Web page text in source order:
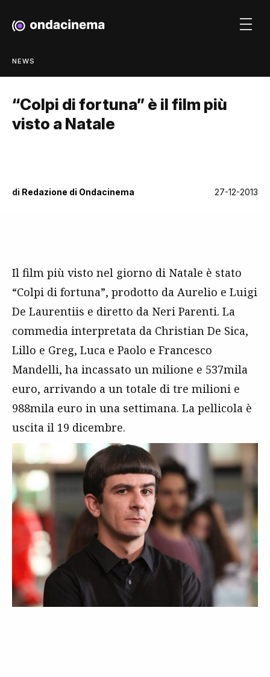
NEWS
“Colpi di fortuna” è il film più
visto a Natale
di Redazione di Ondacinema 27-12-2013
Il film più visto nel giorno di Natale è stato
“Colpi di fortuna”, prodotto da Aurelio e Luigi
De Laurentiis e diretto da Neri Parenti. La
commedia interpretata da Christian De Sica,
Lillo e Greg, Luca e Paolo e Francesco
Mandelli, ha incassato un milione e 537mila
euro, arrivando a un totale di tre milioni e
988mila euro in una settimana. La pellicola è
uscita il 19 dicembre.